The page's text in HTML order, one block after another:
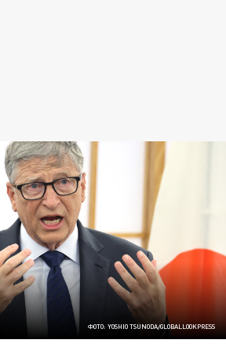
ФОТО: YOSHIO TSUNODA/GLOBALLOOKPRESS